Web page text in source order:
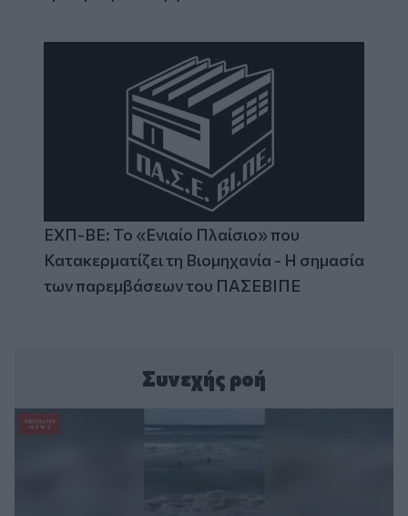
ΕΧΠ-ΒΕ: Το «Ενιαίο Πλαίσιο» που
Κατακερματίζει τη Βιομηχανία - Η σημασία
των παρεμβάσεων του ΠΑΣΕΒΙΠΕ
Συνεχής ροή